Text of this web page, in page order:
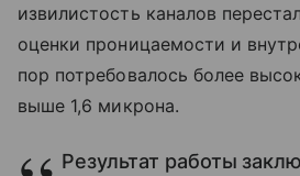
извилистость каналов
оценки проницаемости и
пор потребовалось более
выше 1,6 микрона.
Результат работы